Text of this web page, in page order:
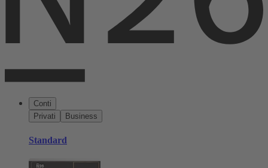
Conti
Privati
Business
Standard